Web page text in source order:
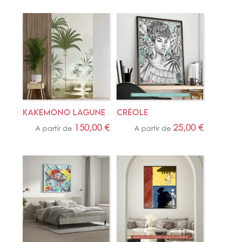
KAKEMONO LAGUNE
A partir de 150,00 €
CRÉOLE
A partir de25,00€